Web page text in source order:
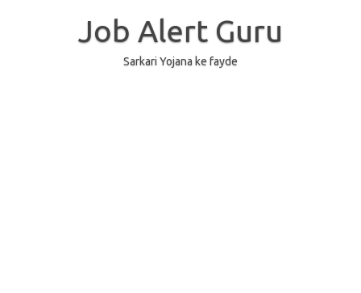
Job Alert Guru
Sarkari Yojana ke fayde